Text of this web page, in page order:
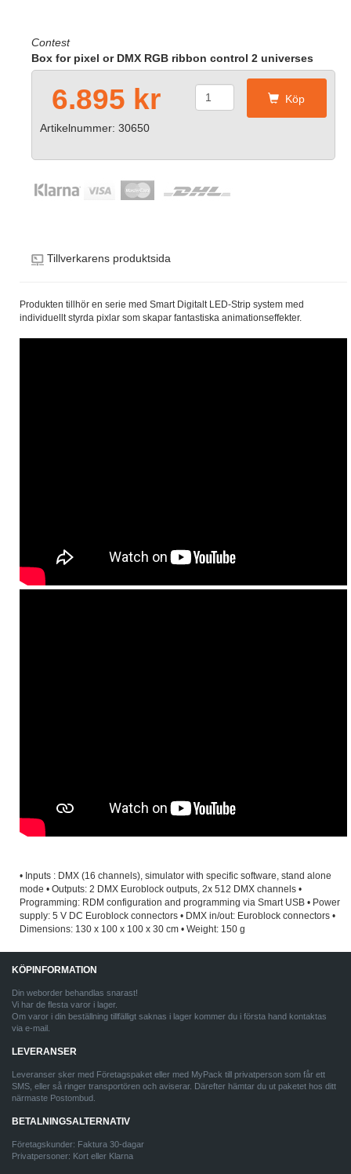
Contest
Box for pixel or DMX RGB ribbon control 2 universes
6.895 kr Köp
Artikelnummer: 30650
Tillverkarens produktsida
Produkten tillhör en serie med Smart Digitalt LED-Strip system med
individuellt styrda pixlar som skapar fantastiska animationseffekter.
• Inputs : DMX (16 channels), simulator with specific software, stand alone
mode • Outputs: 2 DMX Euroblock outputs, 2x 512 DMX channels •
Programming: RDM configuration and programming via Smart USB • Power
supply: 5 V DC Euroblock connectors • DMX in/out: Euroblock connectors •
Dimensions: 130 x 100 x 100 x 30 cm • Weight: 150 g
KÖPINFORMATION
Din weborder behandlas snarast!
Vi har de flesta varor i lager.
Om varor i din beställning tillfälligt saknas i lager kommer du i första hand kontaktas
via e-mail.
LEVERANSER
Leveranser sker med Företagspaket eller med MyPack till privatperson som får ett
SMS, eller så ringer transportören och aviserar. Därefter hämtar du ut paketet hos ditt
närmaste Postombud.
BETALNINGSALTERNATIV
Företagskunder: Faktura 30-dagar
Privatpersoner: Kort eller Klarna